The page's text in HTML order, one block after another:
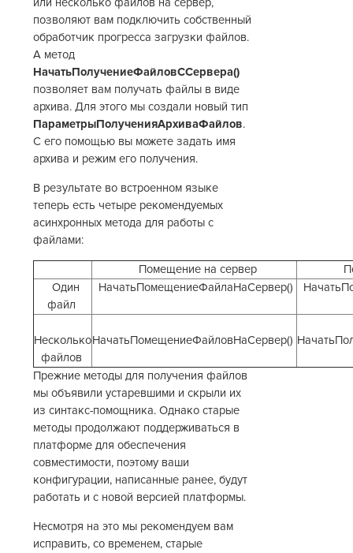
позволяют вам подключить собственный
обработчик прогресса загрузки файлов.
А метод
НачатьПолучениеФайловССервера()
позволяет вам получать файлы в виде
архива. Для этого мы создали новый тип
ПараметрыПолученияАрхиваФайлов.
С его помощью вы можете задать имя
архива и режим его получения.
В результате во встроенном языке
теперь есть четыре рекомендуемых
асинхронных метода для работы с
файлами:
Помещение на сервер
Один
файл
НачатьПомещениеФайлаНаСервер()
Несколько
файлов
НачатьПомещениеФайловНаСервер()
Прежние методы для получения файлов
мы объявили устаревшими и скрыли их
из синтакс-помощника. Однако старые
методы продолжают поддерживаться в
платформе для обеспечения
совместимости, поэтому ваши
конфигурации, написанные ранее, будут
работать и с новой версией платформы.
Несмотря на это мы рекомендуем вам
исправить, со временем, старые